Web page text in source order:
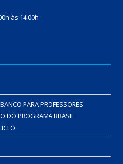
às 14:00h
PARA PROFESSORES
DO PROGRAMA BRASIL